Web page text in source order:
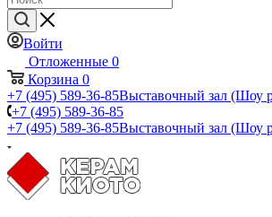
Войти
Отложенные 0
Корзина 0
+7 (495) 589-36-85Выставочный зал (Шоу
+7 (495) 589-36-85
+7 (495) 589-36-85Выставочный зал (Шоу